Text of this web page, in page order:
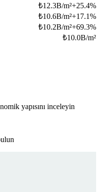
₺12.3B/m²+25.4%
₺10.6B/m²+17.1%
₺10.2B/m²+69.3%
₺10.0B/m²
yapısını inceleyin